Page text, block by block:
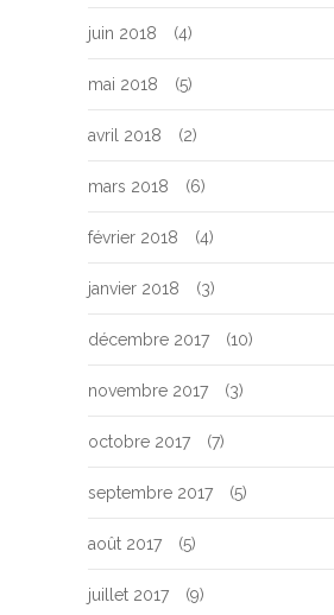
juin 2018 (4)
mai 2018 (5)
avril 2018 (2)
mars 2018 (6)
février 2018 (4)
janvier 2018 (3)
décembre 2017 (10)
novembre 2017 (3)
octobre 2017 (7)
septembre 2017 (5)
août 2017 (5)
juillet 2017 (9)